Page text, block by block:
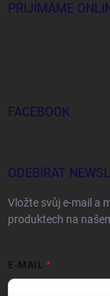
PŘIJÍMÁME
FACEBOOK
ODEBÍRAT
Vložte svůj e-mail a
produktech na
E-MAIL